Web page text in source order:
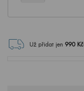
Už přidat jen 990Kč